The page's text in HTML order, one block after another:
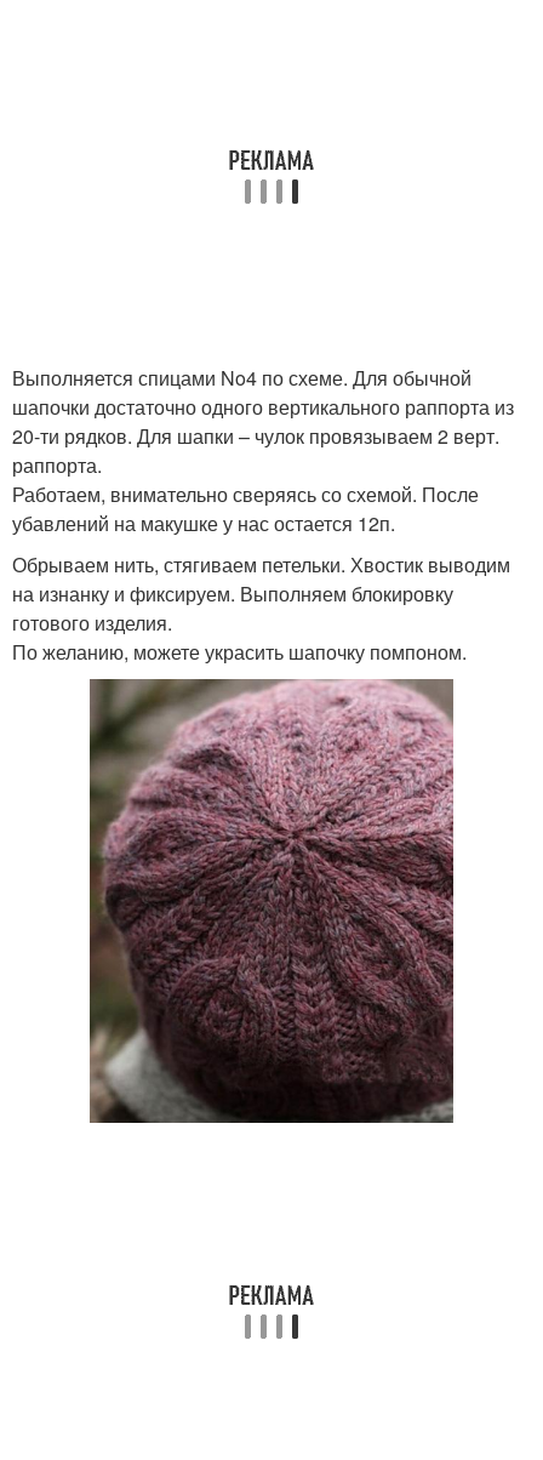
Выполняется спицами No4 по схеме. Для обычной
шапочки достаточно одного вертикального раппорта из
20-ти рядков. Для шапки – чулок провязываем 2 верт.
раппорта.
Работаем, внимательно сверяясь со схемой. После
убавлений на макушке у нас остается 12п.
Обрываем нить, стягиваем петельки. Хвостик выводим
на изнанку и фиксируем. Выполняем блокировку
готового изделия.
По желанию, можете украсить шапочку помпоном.